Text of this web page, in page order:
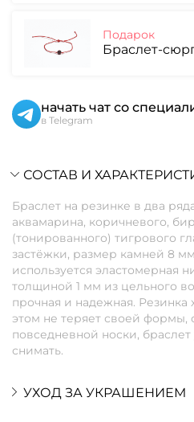
Подарок
Браслет-
начать чат со
в Telegram
СОСТАВ И
Браслет на резинке в два
аквамарина, коричневого,
(тонированного) тигрового
застёжки, размер камней 8
используется эластомерная
толщиной 1 мм из цельного
прочная и надежная. Резинка
этом не теряет своей формы,
повседневной носки, браслет
снимать.
УХОД ЗА УКРАШЕНИЕМ